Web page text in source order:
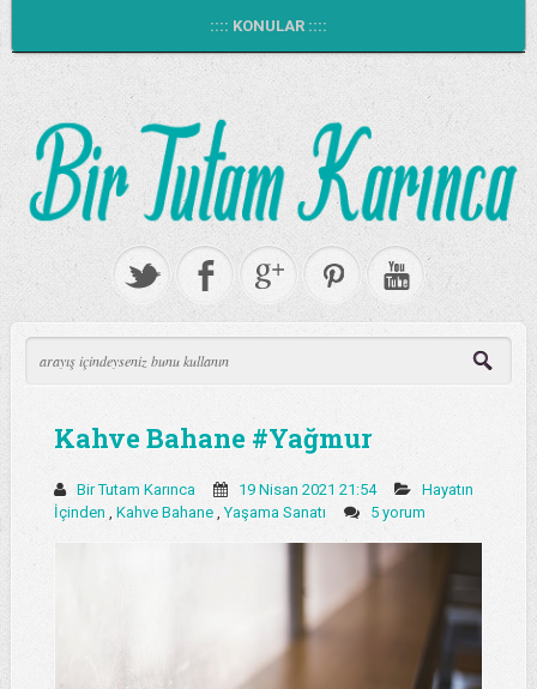
:::: KONULAR ::::
Kahve Bahane #Yağmur
Bir Tutam Karınca 19 Nisan 2021 21:54
Hayatın
İçinden
Kahve Bahane ,Yaşama Sanatı 5 yorum